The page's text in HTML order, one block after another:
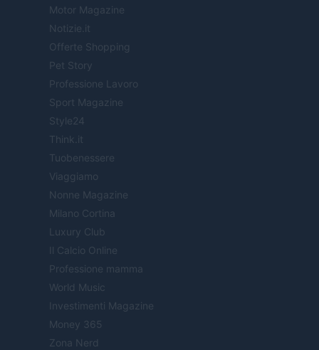
Motor Magazine
Notizie.it
Offerte Shopping
Pet Story
Professione Lavoro
Sport Magazine
Style24
Think.it
Tuobenessere
Viaggiamo
Nonne Magazine
Milano Cortina
Luxury Club
Il Calcio Online
Professione mamma
World Music
Investimenti Magazine
Money 365
Zona Nerd